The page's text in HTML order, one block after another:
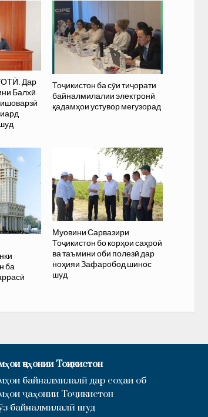
Дар
Балхӣ
Тоҷикистон ба сӯи тиҷорати
байналмилалии электронӣ
қадамҳои устувор мегузорад
ба
Муовини Сарвазири
Тоҷикистон бо корҳои саҳроӣ
ва таъмини оби полезӣ дар
ноҳияи Зафаробод шинос
шуд
ҷаҳонии Тоҷикистон
байналмилалӣ дар соҳаи об
ҷаҳонии Тоҷикистон
байналмилалӣ шуд